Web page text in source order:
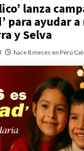
lanza
para ayudar
y Selva
hace 8 meses en Perú